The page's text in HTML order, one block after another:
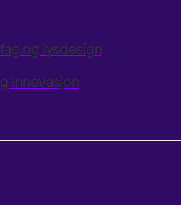
og lysdesign
innovasjon